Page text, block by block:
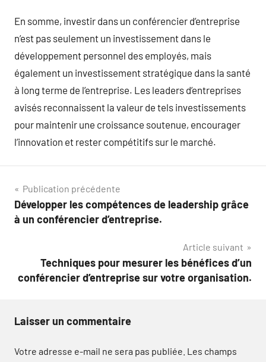
En somme, investir dans un conférencier d’entreprise
n’est pas seulement un investissement dans le
développement personnel des employés, mais
également un investissement stratégique dans la santé
à long terme de l’entreprise. Les leaders d’entreprises
avisés reconnaissent la valeur de tels investissements
pour maintenir une croissance soutenue, encourager
l’innovation et rester compétitifs sur le marché.
Navigation
de
Publication précédente
Développer les compétences de leadership grâce
à un conférencier d’entreprise.
Article suivant
Techniques pour mesurer les bénéfices d’un
conférencier d’entreprise sur votre organisation.
Laisser un commentaire
Votre adresse e-mail ne sera pas publiée. Les champs